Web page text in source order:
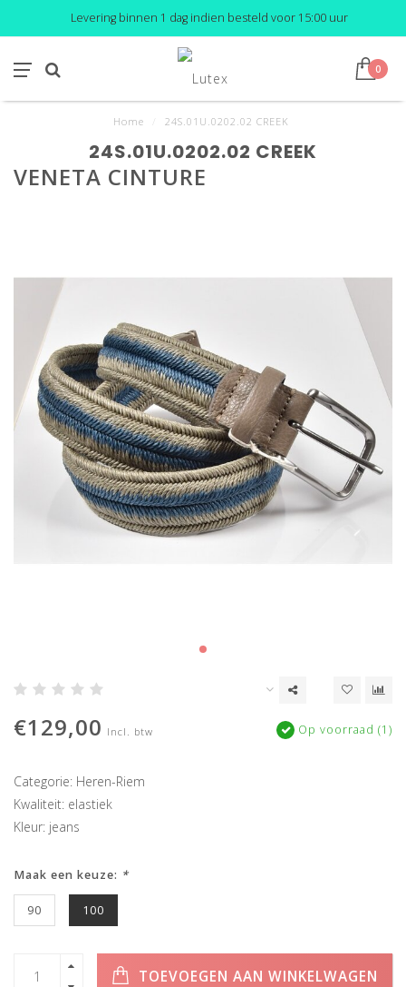
Levering binnen 1 dag indien besteld voor 15:00 uur
0
Home 24S.01U.0202.02 CREEK
24S.01U.0202.02 CREEK
VENETA CINTURE
€129,00 Incl. btw Op voorraad (1)
Categorie: Heren-Riem
Kwaliteit: elastiek
Kleur: jeans
Maak een keuze: *
90 100
TOEVOEGEN AAN WINKELWAGEN